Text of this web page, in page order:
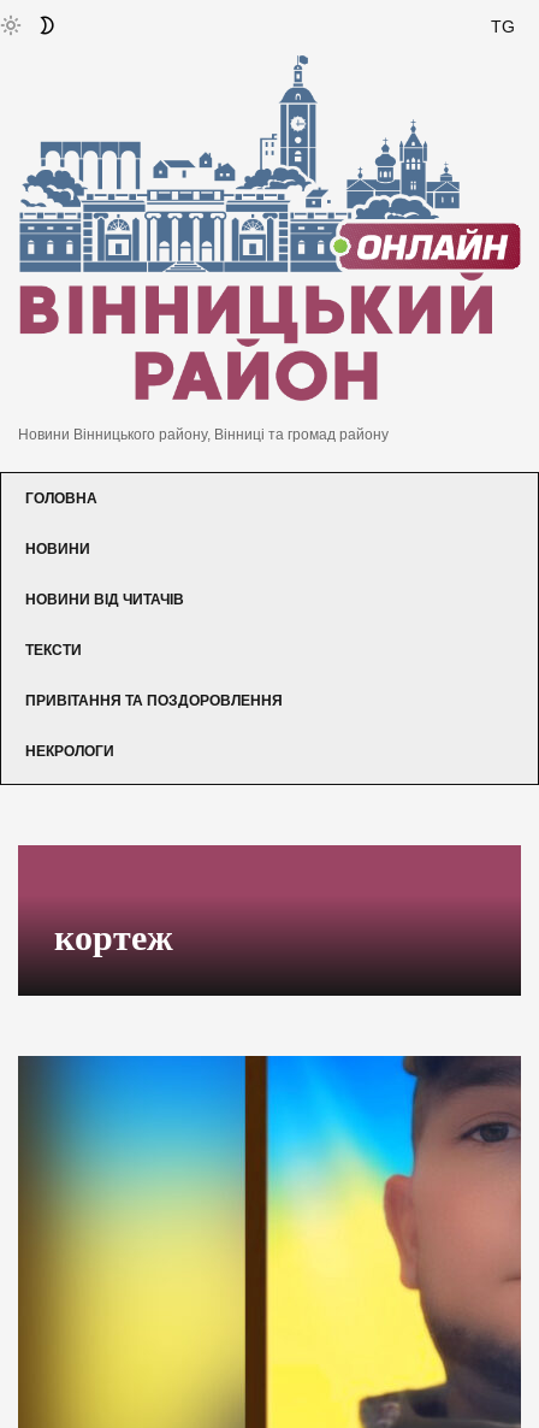
TG
Новини Вінницького району, Вінниці та громад району
ГОЛОВНА
НОВИНИ
НОВИНИ ВІД ЧИТАЧІВ
ТЕКСТИ
ПРИВІТАННЯ ТА ПОЗДОРОВЛЕННЯ
НЕКРОЛОГИ
кортеж